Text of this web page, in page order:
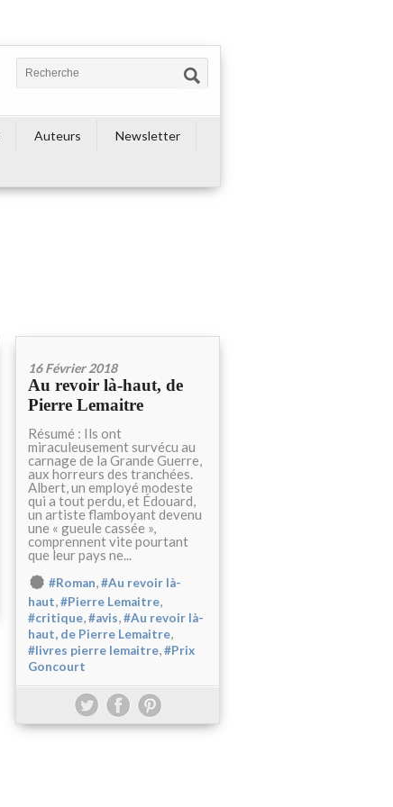
Auteurs
Newsletter
16 Février 2018
Au revoir là-haut, de
Pierre Lemaitre
Résumé : Ils ont
miraculeusement survécu au
carnage de la Grande Guerre,
aux horreurs des tranchées.
Albert, un employé modeste
qui a tout perdu, et Édouard,
un artiste flamboyant devenu
une « gueule cassée »,
comprennent vite pourtant
que leur pays ne...
#Roman,#Au revoir là-
haut,#Pierre Lemaitre,
#critique,#avis,#Au revoir là-
haut, de Pierre Lemaitre,
#livres pierre lemaitre,#Prix
Goncourt